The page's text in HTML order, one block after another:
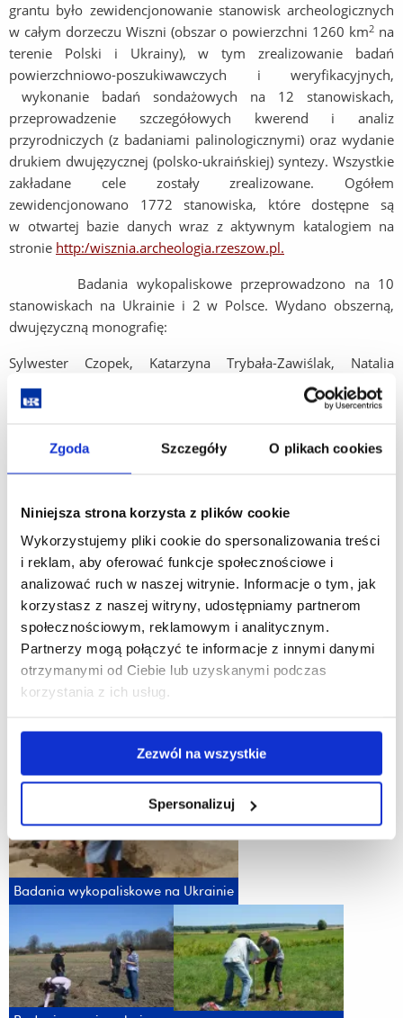
Zgoda Szczegóły O plikach cookies
Niniejsza strona korzysta z plików cookie
Wykorzystujemy pliki cookie do spersonalizowania treści
i reklam, aby oferować funkcje społecznościowe i
analizować ruch w naszej witrynie. Informacje o tym, jak
korzystasz z naszej witryny, udostępniamy partnerom
społecznościowym, reklamowym i analitycznym.
Partnerzy mogą połączyć te informacje z innymi danymi
otrzymanymi od Ciebie lub uzyskanymi podczas
korzystania z ich usług.
Zezwól na wszystkie
Spersonalizuj
grantu było zewidencjonowanie stanowisk archeologicznych
w całym dorzeczu Wiszni (obszar o powierzchni 1260 km2 na
terenie Polski i Ukrainy), w tym zrealizowanie badań
powierzchniowo-poszukiwawczych i weryfikacyjnych,
wykonanie badań sondażowych na 12 stanowiskach,
przeprowadzenie szczegółowych kwerend i analiz
przyrodniczych (z badaniami palinologicznymi) oraz wydanie
drukiem dwujęzycznej (polsko-ukraińskiej) syntezy. Wszystkie
zakładane cele zostały zrealizowane. Ogółem
zewidencjonowano 1772 stanowiska, które dostępne są
w otwartej bazie danych wraz z aktywnym katalogiem na
stronie http:/wisznia.archeologia.rzeszow.pl.
Badania wykopaliskowe przeprowadzono na 10
stanowiskach na Ukrainie i 2 w Polsce. Wydano obszerną,
dwujęzyczną monografię:
Sylwester Czopek, Katarzyna Trybała-Zawiślak, Natalia
Wojceszczuk, Oleg Osaulczuk, Dariusz Bobak, Piotr Gębica,
Andrij Jacyszyn, Wojciech Pasterkiewicz, Dmytro Pawliw,
Wacnik
Przemiany kulturowo-osadnicze w dorzeczu rzeki Wiszni
zmian
prahistorycznej i wczesnohistorycznej ekumeny /
Культурно-поселенські зміни в басейні річки Вишня
в епоху бронзи і за доби раннього заліза в контексті змін
доісторичної і ранньосередньовічної ойкумени, Rzeszów
2018, ss. 702.
Szczegółowe informacje o publikacji
Badania wykopaliskowe na Ukrainie